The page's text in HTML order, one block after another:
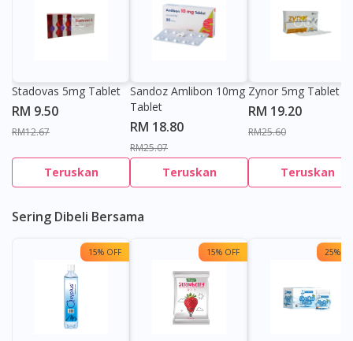
Stadovas 5mg Tablet
RM 9.50
RM12.67
Teruskan
Sandoz Amlibon 10mg
Tablet
RM 18.80
RM25.07
Teruskan
Zynor 5mg Tablet
RM 19.20
RM25.60
Teruskan
Sering Dibeli Bersama
15% OFF 15% OFF 25%